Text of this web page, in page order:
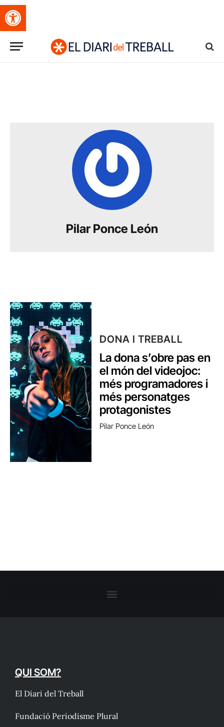
Obre la barra d'eines
Pilar Ponce León
DONA I TREBALL
La dona s’obre pas en
el món del videojoc:
més programadores i
més personatges
protagonistes
Pilar Ponce León
QUI SOM?
El Diari del Treball
Fundació Periodisme Plural